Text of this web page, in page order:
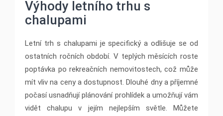
Výhody letního trhu s
chalupami
Letní trh s chalupami je specifický a odlišuje se od
ostatních ročních období. V teplých měsících roste
poptávka po rekreačních nemovitostech, což může
mít vliv na ceny a dostupnost. Dlouhé dny a příjemné
počasí usnadňují plánování prohlídek a umožňují vám
vidět chalupu v jejím nejlepším světle. Můžete